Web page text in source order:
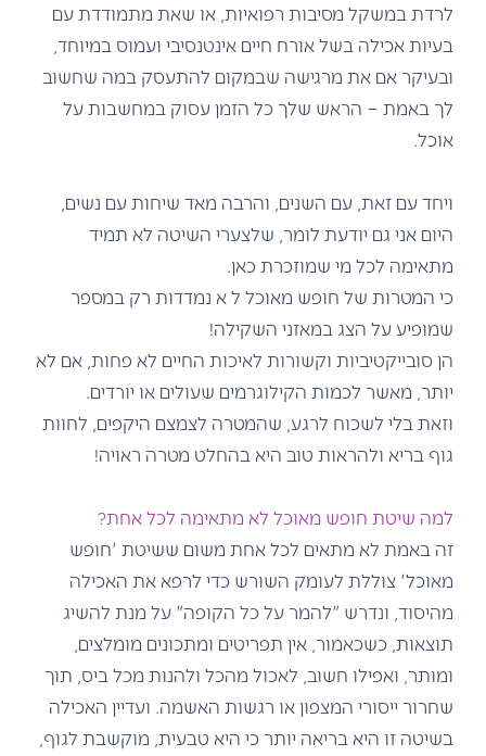
לרדת במשקל מסיבות רפואיות, או שאת מתמודדת עם
בעיות אכילה בשל אורח חיים אינטנסיבי ועמוס במיוחד,
ובעיקר אם את מרגישה שבמקום להתעסק במה שחשוב
לך באמת – הראש שלך כל הזמן עסוק במחשבות על
אוכל.
ויחד עם זאת, עם השנים, והרבה מאד שיחות עם נשים,
היום אני גם יודעת לומר, שלצערי השיטה לא תמיד
מתאימה לכל מי שמוזכרת כאן.
כי המטרות של חופש מאוכל ל א נמדדות רק במספר
שמופיע על הצג במאזני השקילה!
הן סובייקטיביות וקשורות לאיכות החיים לא פחות, אם לא
יותר, מאשר לכמות הקילוגרמים שעולים או יורדים.
וזאת בלי לשכוח לרגע, שהמטרה לצמצם היקפים, לחוות
גוף בריא ולהראות טוב היא בהחלט מטרה ראויה!
למה שיטת חופש מאוכל לא מתאימה לכל אחת?
זה באמת לא מתאים לכל אחת משום ששיטת 'חופש
מאוכל' צוללת לעומק השורש כדי לרפא את האכילה
מהיסוד, ונדרש "להמר על כל הקופה" על מנת להשיג
תוצאות, כשכאמור, אין תפריטים ומתכונים מומלצים,
ומותר, ואפילו חשוב, לאכול מהכל ולהנות מכל ביס, תוך
שחרור ייסורי המצפון או רגשות האשמה. ועדיין האכילה
בשיטה זו היא בריאה יותר כי היא טבעית, מוקשבת לגוף,